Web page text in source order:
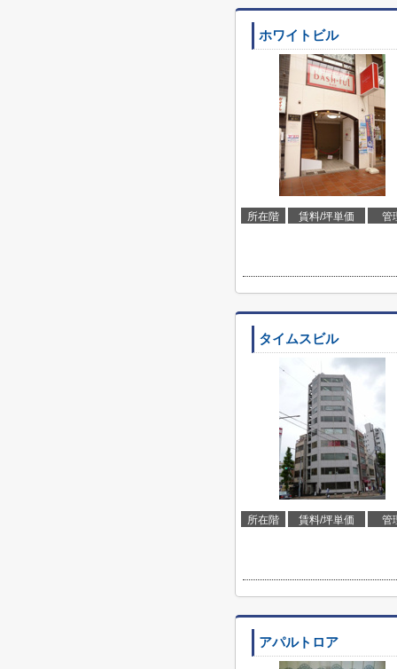
ホワイトビル
所在階 賃料/坪単価 管
タイムスビル
所在階 賃料/坪単価 管
アパルトロア